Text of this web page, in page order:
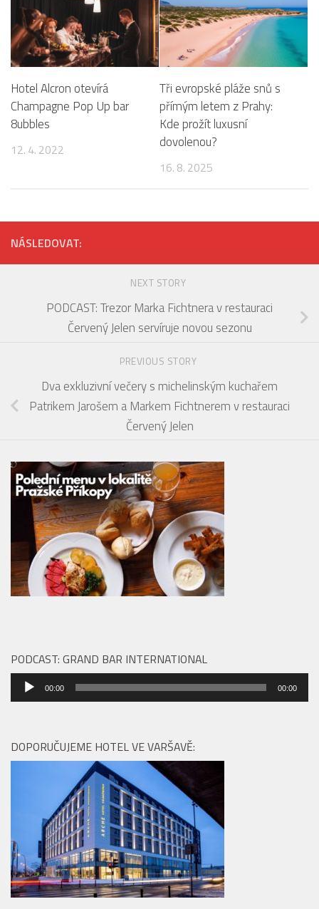
Hotel Alcron otevírá
Champagne Pop Up bar
8ubbles
12. 4. 2022
Tři evropské pláže snů s
přímým letem z Prahy:
Kde prožít luxusní
dovolenou?
16. 8. 2025
NÁSLEDOVAT:
NEXT STORY
PODCAST: Trezor Marka Fichtnera v restauraci
Červený Jelen servíruje novou sezonu
PREVIOUS STORY
Dva exkluzivní večery s michelinským kuchařem
Patrikem Jarošem a Markem Fichtnerem v restauraci
Červený Jelen
PODCAST: GRAND BAR INTERNATIONAL
Audio
přehrávač
00:00 00:00
DOPORUČUJEME HOTEL VE VARŠAVĚ: